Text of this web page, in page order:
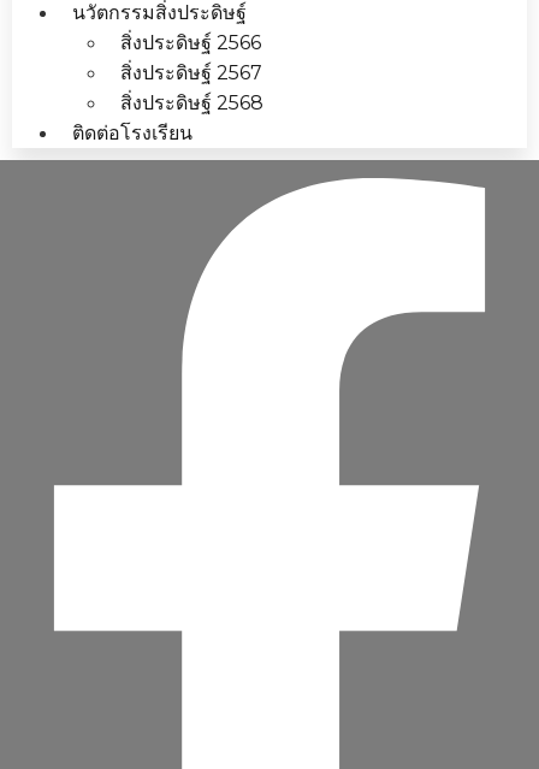
นวัตกรรมสิ่งประดิษฐ์
สิ่งประดิษฐ์ 2566
สิ่งประดิษฐ์ 2567
สิ่งประดิษฐ์ 2568
ติดต่อโรงเรียน